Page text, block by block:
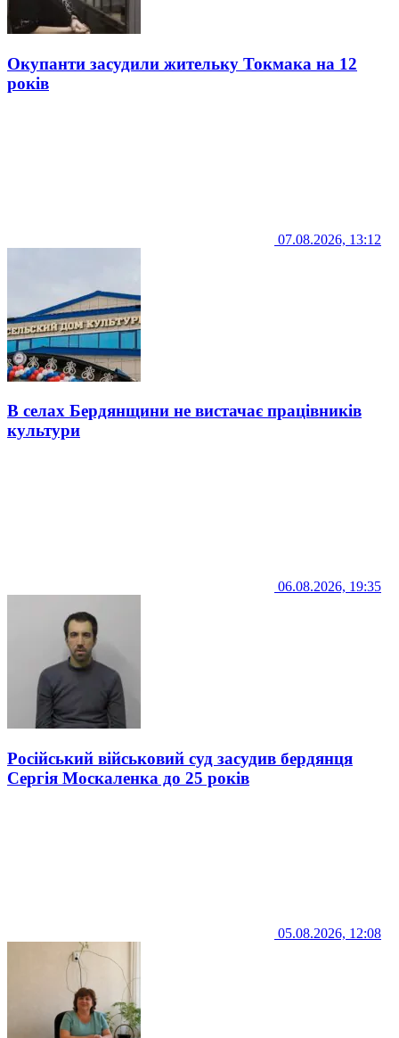
Окупанти засудили жительку Токмака на 12
років
07.08.2026, 13:12
В селах Бердянщини не вистачає працівників
культури
06.08.2026, 19:35
Російський військовий суд засудив бердянця
Сергія Москаленка до 25 років
05.08.2026, 12:08